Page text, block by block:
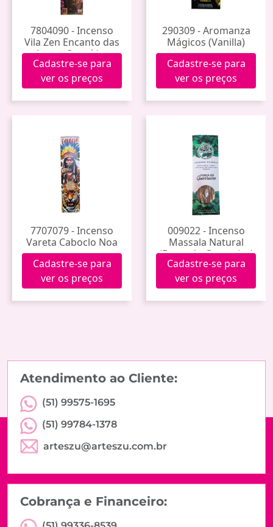
7804090 - Incenso
Vila Zen Encanto das
Aguas Orquídea
Negra
Cadastre-se para
ver os preços
290309 - Aromanza
Mágicos (Vanilla)
Cadastre-se para
ver os preços
7707079 - Incenso
Vareta Caboclo Noa
Cadastre-se para
ver os preços
009022 - Incenso
Massala Natural
(Força do Guerreiro)
Cadastre-se para
ver os preços
Atendimento ao Cliente:
(51) 99575-1695
(51) 99784-1378
arteszu@arteszu.com.br
Cobrança e Financeiro: